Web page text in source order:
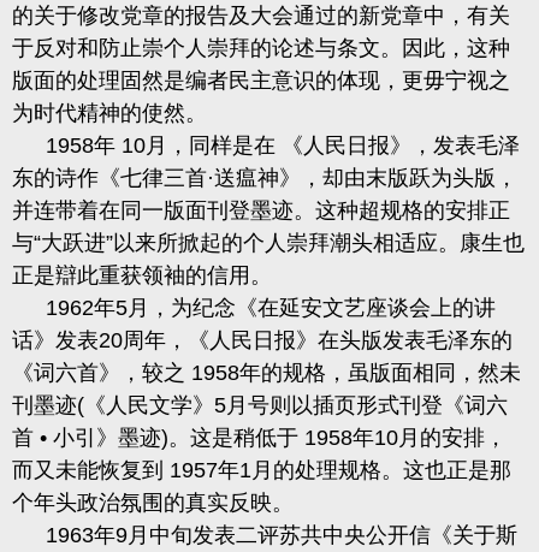
的关于修改党章的报告及大会通过的新党章中，有关
于反对和防止崇个人崇拜的论述与条文。因此，这种
版面的处理固然是编者民主意识的体现，更毋宁视之
为时代精神的使然。
1958年 10月，同样是在 《人民日报》，发表毛泽
东的诗作《七律三首·送瘟神》，却由末版跃为头版，
并连带着在同一版面刊登墨迹。这种超规格的安排正
与“大跃进”以来所掀起的个人崇拜潮头相适应。康生也
正是辯此重获领袖的信用。
1962年5月，为纪念《在延安文艺座谈会上的讲
话》发表20周年，《人民日报》在头版发表毛泽东的
《词六首》，较之 1958年的规格，虽版面相同，然未
刊墨迹( 《人民文学》 5月号则以插页形式刊登《词六
首 • 小引》墨迹)。这是稍低于 1958年10月的安排，
而又未能恢复到 1957年1月的处理规格。这也正是那
个年头政治氛围的真实反映。
1963年9月中旬发表二评苏共中央公开信《关于斯